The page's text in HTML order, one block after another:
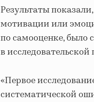
Результаты
мотивации или
по самооценке, было
в
«Первое
систематической